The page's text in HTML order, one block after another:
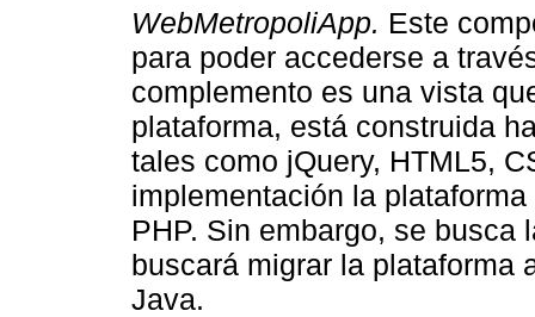
WebMetropoliApp. Este
para poder accederse a
complemento es una vista
plataforma, está construida
tales como jQuery, HTML5,
implementación la
PHP. Sin embargo, se busca
buscará migrar la plataforma
Java.